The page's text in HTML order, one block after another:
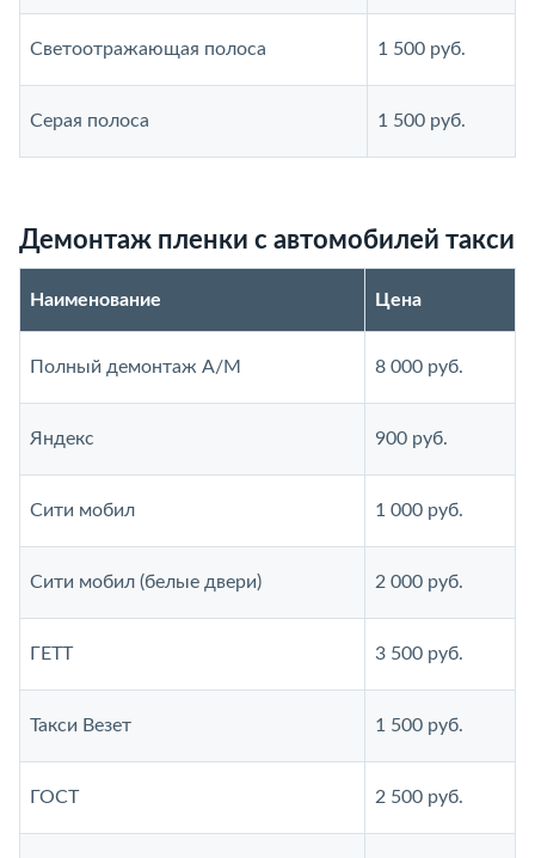
Светоотражающая полоса 1 500 руб.
Серая полоса 1 500 руб.
Демонтаж пленки с автомобилей такси
Наименование Цена
Полный демонтаж А/М 8 000 руб.
Яндекс 900 руб.
Сити мобил 1 000 руб.
Сити мобил (белые двери) 2 000 руб.
ГЕТТ 3 500 руб.
Такси Везет 1 500 руб.
ГОСТ 2 500 руб.